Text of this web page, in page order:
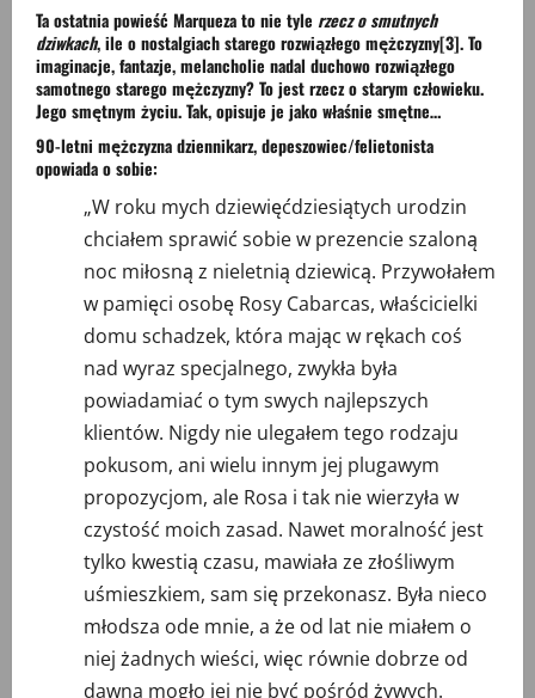
Ta ostatnia powieść Marqueza to nie tyle rzecz o smutnych
dziwkach, ile o nostalgiach starego rozwiązłego mężczyzny[3]. To
imaginacje, fantazje, melancholie nadal duchowo rozwiązłego
samotnego starego mężczyzny? To jest rzecz o starym człowieku.
Jego smętnym życiu. Tak, opisuje je jako właśnie smętne…
90-letni mężczyzna dziennikarz, depeszowiec/felietonista
opowiada o sobie:
„W roku mych dziewięćdziesiątych urodzin
chciałem sprawić sobie w prezencie szaloną
noc miłosną z nieletnią dziewicą. Przywołałem
w pamięci osobę Rosy Cabarcas, właścicielki
domu schadzek, która mając w rękach coś
nad wyraz specjalnego, zwykła była
powiadamiać o tym swych najlepszych
klientów. Nigdy nie ulegałem tego rodzaju
pokusom, ani wielu innym jej plugawym
propozycjom, ale Rosa i tak nie wierzyła w
czystość moich zasad. Nawet moralność jest
tylko kwestią czasu, mawiała ze złośliwym
uśmieszkiem, sam się przekonasz. Była nieco
młodsza ode mnie, a że od lat nie miałem o
niej żadnych wieści, więc równie dobrze od
dawna mogło jej nie być pośród żywych.